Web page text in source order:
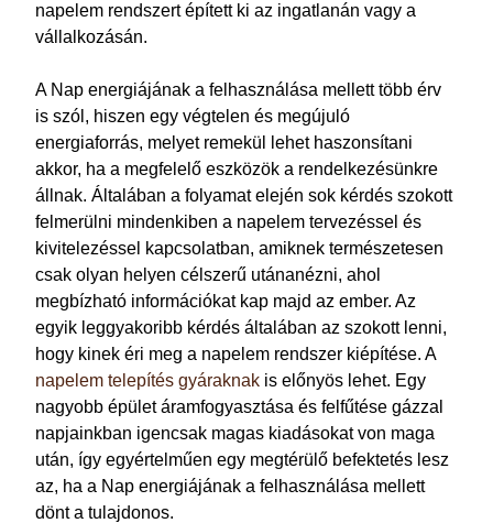
napelem rendszert épített ki az ingatlanán vagy a
vállalkozásán.
A Nap energiájának a felhasználása mellett több érv
is szól, hiszen egy végtelen és megújuló
energiaforrás, melyet remekül lehet haszonsítani
akkor, ha a megfelelő eszközök a rendelkezésünkre
állnak. Általában a folyamat elején sok kérdés szokott
felmerülni mindenkiben a napelem tervezéssel és
kivitelezéssel kapcsolatban, amiknek természetesen
csak olyan helyen célszerű utánanézni, ahol
megbízható információkat kap majd az ember. Az
egyik leggyakoribb kérdés általában az szokott lenni,
hogy kinek éri meg a napelem rendszer kiépítése. A
napelem telepítés gyáraknak is előnyös lehet. Egy
nagyobb épület áramfogyasztása és felfűtése gázzal
napjainkban igencsak magas kiadásokat von maga
után, így egyértelműen egy megtérülő befektetés lesz
az, ha a Nap energiájának a felhasználása mellett
dönt a tulajdonos.